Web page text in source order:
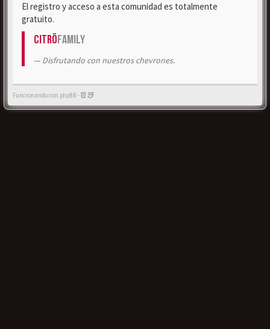
El registro y acceso a esta comunidad es totalmente
gratuito.
CitröFamily
Disfrutando con nuestros chevrones.
Funcionando con phpBB -